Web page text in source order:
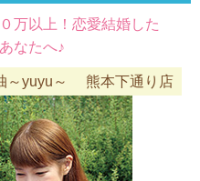
万以上！恋愛結婚した
なたへ♪
～yuyu～ 熊本下通り店